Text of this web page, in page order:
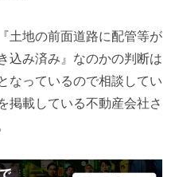
土地の前面道路に配管等が
込み済み』なのかの判断は
なっているので相談してい
掲載している不動産会社さ